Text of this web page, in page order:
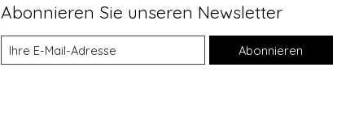
Abonnieren Sie unseren Newsletter
Abonnieren